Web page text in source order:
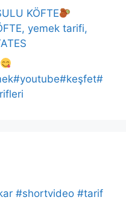
KÖFTE
yemek tarifi,
#shortvideo #tarif